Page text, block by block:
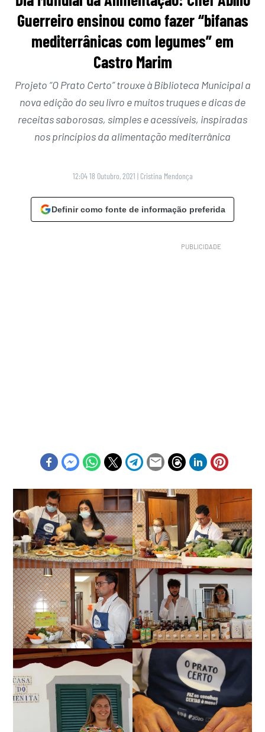
Guerreiro ensinou como fazer “bifanas
mediterrânicas com legumes” em
Castro Marim
Projeto “O Prato Certo” trouxe à Biblioteca Municipal a
nova edição do seu livro e muitos truques e dicas de
receitas saborosas, simples e acessíveis, inspiradas
nos princípios da alimentação mediterrânica
12:04 18 Outubro, 2021 | Cristina Mendonça
Definir como fonte de informação preferida